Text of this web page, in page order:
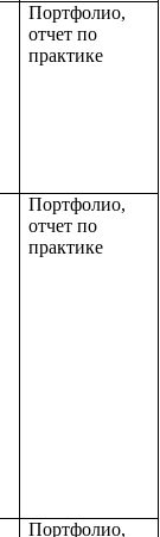
Портфолио,
отчет по
практике
Портфолио,
отчет по
практике
Портфолио,